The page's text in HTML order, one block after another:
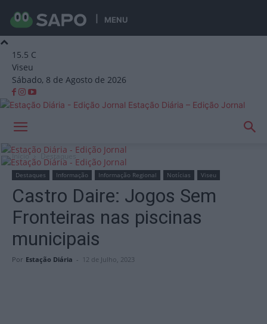
MENU
15.5 C
Viseu
Sábado, 8 de Agosto de 2026
Estação Diária – Edição Jornal
Início Destaques
Destaques Informação Informação Regional Notícias Viseu
Castro Daire: Jogos Sem
Fronteiras nas piscinas
municipais
Por Estação Diária - 12 de Julho, 2023